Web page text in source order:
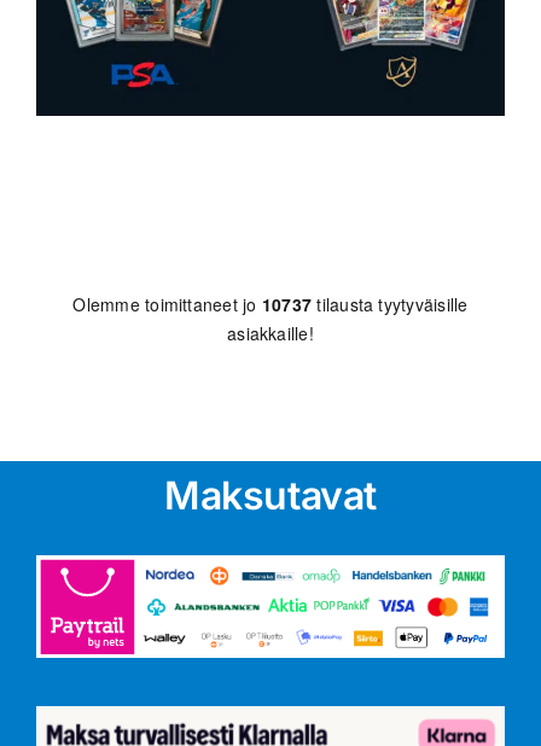
Olemme toimittaneet jo 10737 tilausta tyytyväisille
asiakkaille!
Maksutavat